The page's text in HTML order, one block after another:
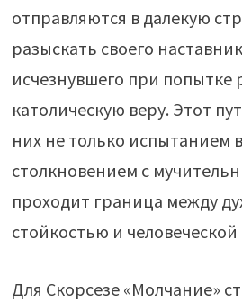
отправляются в далекую
разыскать своего
исчезнувшего при попытке
католическую веру. Этот
них не только испытанием
столкновением с
проходит граница между
стойкостью и
Для Скорсезе «Молчание»